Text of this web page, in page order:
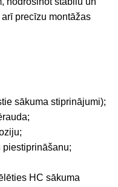
precīzu montāžas
sākuma stiprinājumi);
piestiprināšanu;
HC sākuma